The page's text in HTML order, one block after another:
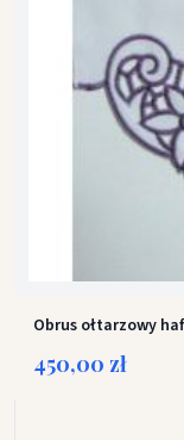
Obrus ołtarzowy
450,00 zł